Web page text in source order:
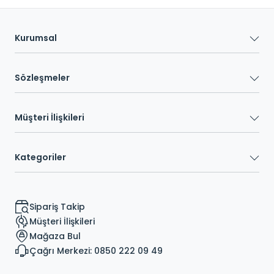
Kurumsal
Sözleşmeler
Müşteri İlişkileri
Kategoriler
Sipariş Takip
Müşteri İlişkileri
Mağaza Bul
Çağrı Merkezi: 0850 222 09 49